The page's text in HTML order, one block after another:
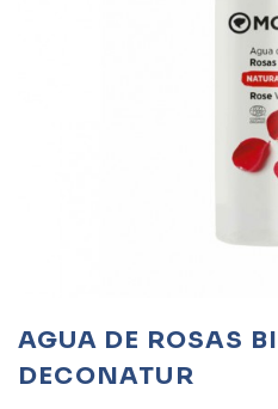
AGUA DE ROSAS
DECONATUR